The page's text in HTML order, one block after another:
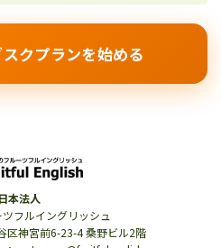
クプランを始める
日本法人
フルイングリッシュ
区神宮前6-23-4 桑野ビル2階